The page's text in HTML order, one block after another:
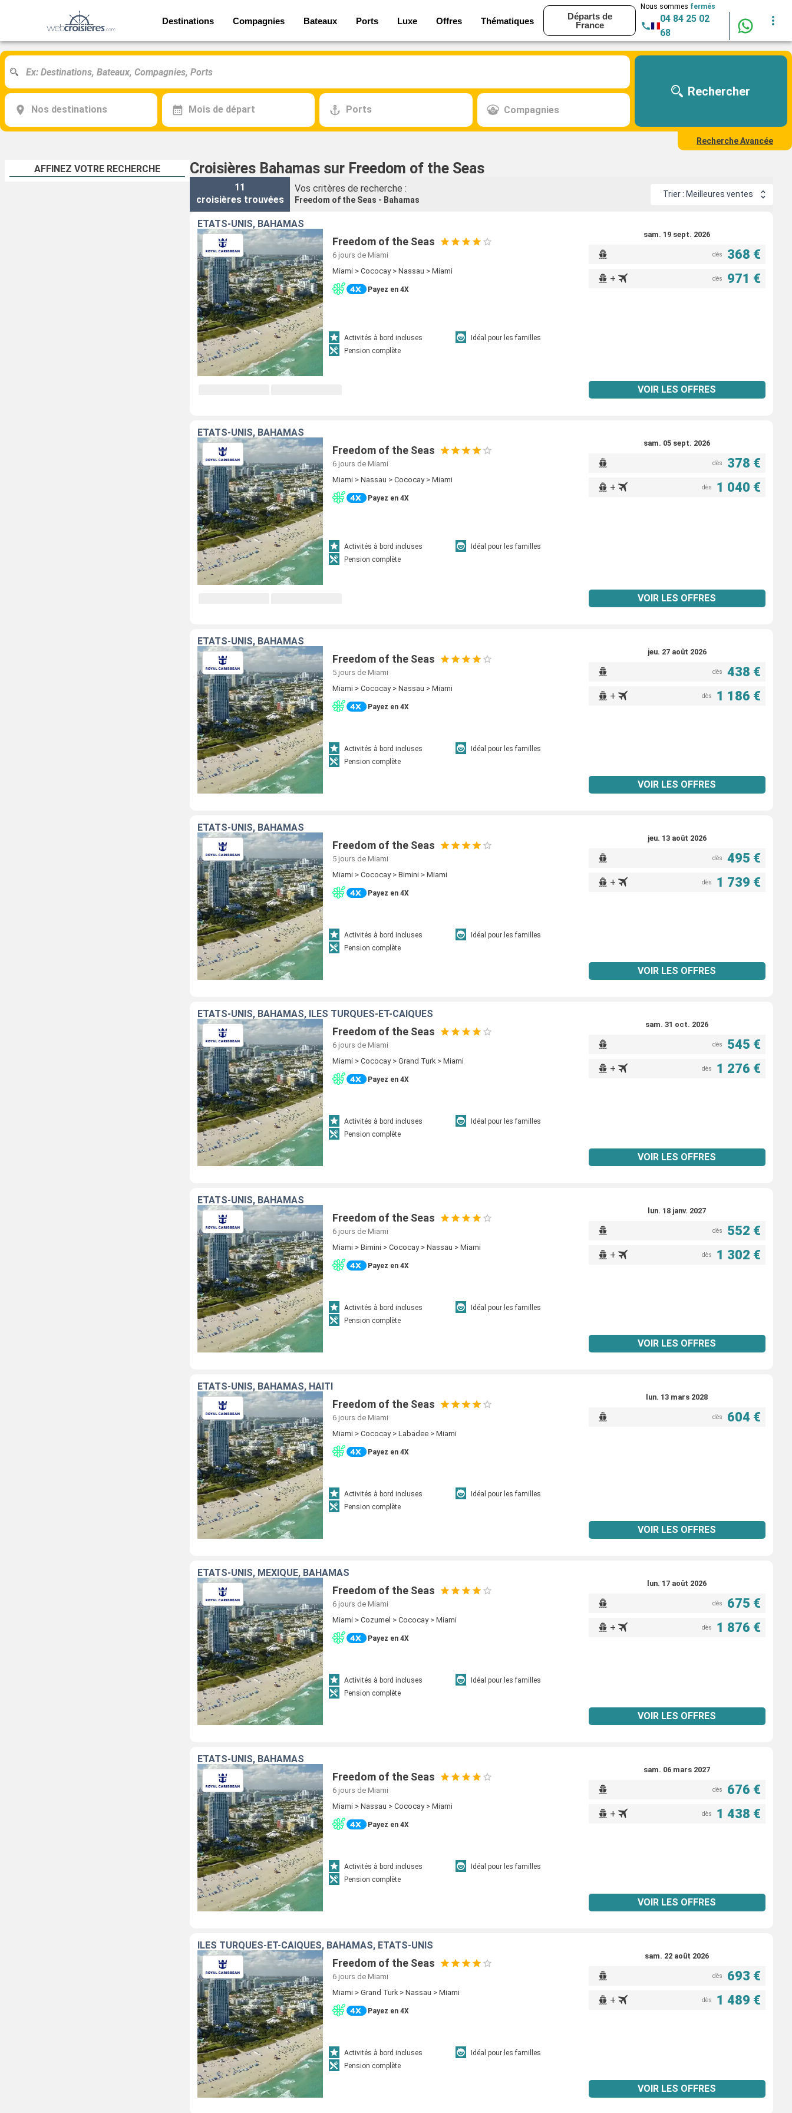
Destinations Compagnies Bateaux Ports Luxe Offres Thématiques
Départs de
France
Nous sommes fermés
04 84 25 02
68
Nos destinations Mois de départ Ports Compagnies
Rechercher
Recherche Avancée
AFFINEZ VOTRE RECHERCHE Croisières Bahamas sur Freedom of the Seas
11
croisières trouvées
Vos critères de recherche :
Freedom of the Seas - Bahamas
Trier : Meilleures ventes
ÉTATS-UNIS, BAHAMAS
Freedom of the Seas
6 jours de Miami
Miami > Cococay > Nassau > Miami
Payez en 4X
Activités à bord incluses
Idéal pour les familles
Pension complète
sam. 19 sept. 2026
dès 368 €
+ dès 971 €
VOIR LES OFFRES
ÉTATS-UNIS, BAHAMAS
Freedom of the Seas
6 jours de Miami
Miami > Nassau > Cococay > Miami
Payez en 4X
Activités à bord incluses
Idéal pour les familles
Pension complète
sam. 05 sept. 2026
dès 378 €
+ dès 1 040 €
VOIR LES OFFRES
ÉTATS-UNIS, BAHAMAS
Freedom of the Seas
5 jours de Miami
Miami > Cococay > Nassau > Miami
Payez en 4X
Activités à bord incluses
Idéal pour les familles
Pension complète
jeu. 27 août 2026
dès 438 €
+ dès 1 186 €
VOIR LES OFFRES
ÉTATS-UNIS, BAHAMAS
Freedom of the Seas
5 jours de Miami
Miami > Cococay > Bimini > Miami
Payez en 4X
Activités à bord incluses
Idéal pour les familles
Pension complète
jeu. 13 août 2026
dès 495 €
+ dès 1 739 €
VOIR LES OFFRES
ÉTATS-UNIS, BAHAMAS, ÎLES TURQUES-ET-CAÏQUES
Freedom of the Seas
6 jours de Miami
Miami > Cococay > Grand Turk > Miami
Payez en 4X
Activités à bord incluses
Idéal pour les familles
Pension complète
sam. 31 oct. 2026
dès 545 €
+ dès 1 276 €
VOIR LES OFFRES
ÉTATS-UNIS, BAHAMAS
Freedom of the Seas
6 jours de Miami
Miami > Bimini > Cococay > Nassau > Miami
Payez en 4X
Activités à bord incluses
Idéal pour les familles
Pension complète
lun. 18 janv. 2027
dès 552 €
+ dès 1 302 €
VOIR LES OFFRES
ÉTATS-UNIS, BAHAMAS, HAÏTI
Freedom of the Seas
6 jours de Miami
Miami > Cococay > Labadee > Miami
Payez en 4X
Activités à bord incluses
Idéal pour les familles
Pension complète
lun. 13 mars 2028
dès 604 €
VOIR LES OFFRES
ÉTATS-UNIS, MEXIQUE, BAHAMAS
Freedom of the Seas
6 jours de Miami
Miami > Cozumel > Cococay > Miami
Payez en 4X
Activités à bord incluses
Idéal pour les familles
Pension complète
lun. 17 août 2026
dès 675 €
+ dès 1 876 €
VOIR LES OFFRES
ÉTATS-UNIS, BAHAMAS
Freedom of the Seas
6 jours de Miami
Miami > Nassau > Cococay > Miami
Payez en 4X
Activités à bord incluses
Idéal pour les familles
Pension complète
sam. 06 mars 2027
dès 676 €
+ dès 1 438 €
VOIR LES OFFRES
ÎLES TURQUES-ET-CAÏQUES, BAHAMAS, ÉTATS-UNIS
Freedom of the Seas
6 jours de Miami
Miami > Grand Turk > Nassau > Miami
Payez en 4X
Activités à bord incluses
Idéal pour les familles
Pension complète
sam. 22 août 2026
dès 693 €
+ dès 1 489 €
VOIR LES OFFRES